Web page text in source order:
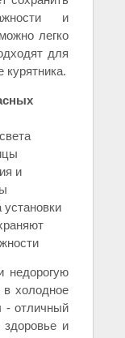
и
легко
для
и
установки
недорогую
холодное
- отличный
и